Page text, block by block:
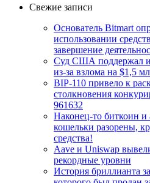
Свежие записи
Основатель Bitmart
использовании
завершение
Суд США поддержал
из-за взлома на $1,5
BIP-110 привело к
столкновения
961632
Наконец-то биткоин и
кошельки разорены,
средства!
Aave и Uniswap
рекордные уровни
История бриллианта